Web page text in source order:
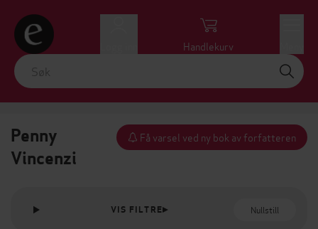
Handlekurv
Penny
Vincenzi
Få varsel ved ny bok av forfatteren
VIS FILTRE Nullstill